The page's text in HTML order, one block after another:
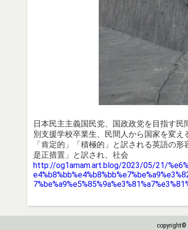
日本民主主義国民党、国政政党を目指す
別支援学校卒業生、民間人から国家を変
「肯定的」「積極的」と訳される英語の
是正措置」と訳され、社会
http://og1amam.art.blog/2023/05/21/
copyright©